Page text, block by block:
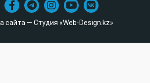
сайта — Студия «Web-Design.kz»